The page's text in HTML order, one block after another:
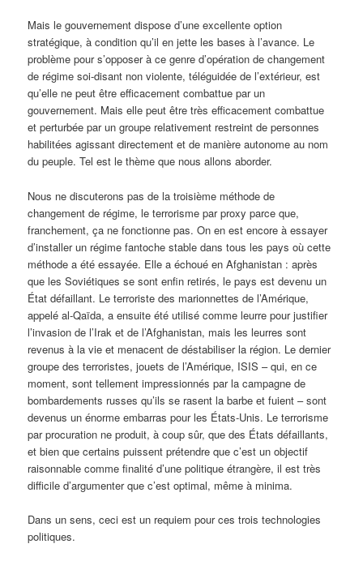
Mais le gouvernement dispose d’une excellente option
stratégique, à condition qu’il en jette les bases à l’avance. Le
problème pour s’opposer à ce genre d’opération de changement
de régime soi-disant non violente, téléguidée de l’extérieur, est
qu’elle ne peut être efficacement combattue par un
gouvernement. Mais elle peut être très efficacement combattue
et perturbée par un groupe relativement restreint de personnes
habilitées agissant directement et de manière autonome au nom
du peuple. Tel est le thème que nous allons aborder.
Nous ne discuterons pas de la troisième méthode de
changement de régime, le terrorisme par proxy parce que,
franchement, ça ne fonctionne pas. On en est encore à essayer
d’installer un régime fantoche stable dans tous les pays où cette
méthode a été essayée. Elle a échoué en Afghanistan : après
que les Soviétiques se sont enfin retirés, le pays est devenu un
État défaillant. Le terroriste des marionnettes de l’Amérique,
appelé al-Qaïda, a ensuite été utilisé comme leurre pour justifier
l’invasion de l’Irak et de l’Afghanistan, mais les leurres sont
revenus à la vie et menacent de déstabiliser la région. Le dernier
groupe des terroristes, jouets de l’Amérique, ISIS – qui, en ce
moment, sont tellement impressionnés par la campagne de
bombardements russes qu’ils se rasent la barbe et fuient – sont
devenus un énorme embarras pour les États-Unis. Le terrorisme
par procuration ne produit, à coup sûr, que des États défaillants,
et bien que certains puissent prétendre que c’est un objectif
raisonnable comme finalité d’une politique étrangère, il est très
difficile d’argumenter que c’est optimal, même à minima.
Dans un sens, ceci est un requiem pour ces trois technologies
politiques.